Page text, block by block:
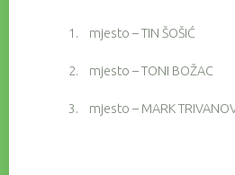
1. mjesto – TIN ŠOŠIĆ
2. mjesto – TONI BOŽAC
3. mjesto – MARK